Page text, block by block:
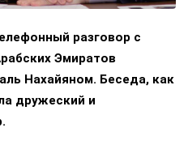
разговор с
Эмиратов
Нахайяном. Беседа, как
дружеский и